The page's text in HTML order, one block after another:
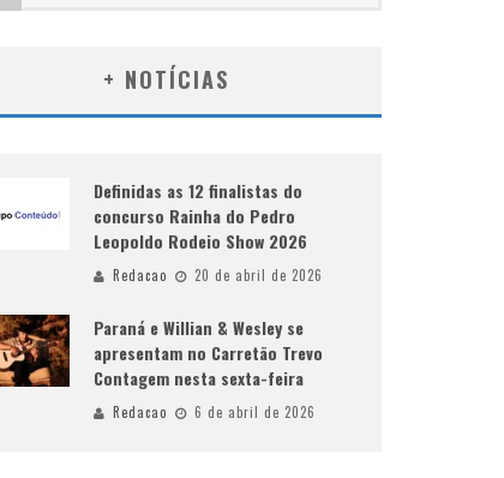
+ NOTÍCIAS
Definidas as 12 finalistas do
concurso Rainha do Pedro
Leopoldo Rodeio Show 2026
Redacao 20 de abril de 2026
Paraná e Willian & Wesley se
apresentam no Carretão Trevo
Contagem nesta sexta-feira
Redacao 6 de abril de 2026